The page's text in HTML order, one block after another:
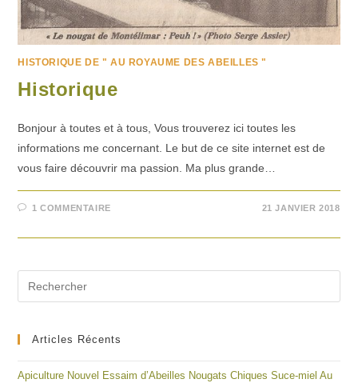
HISTORIQUE DE " AU ROYAUME DES ABEILLES "
Historique
Bonjour à toutes et à tous, Vous trouverez ici toutes les
informations me concernant. Le but de ce site internet est de
vous faire découvrir ma passion. Ma plus grande…
1 COMMENTAIRE 21 JANVIER 2018
Articles Récents
Apiculture Nouvel Essaim d’Abeilles Nougats Chiques Suce-miel Au